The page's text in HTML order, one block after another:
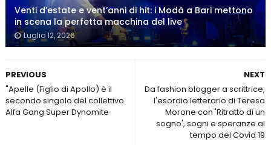
Venti d’estate e vent’anni di hit: i Modà a Bari mettono
in scena la perfetta macchina del live
Luglio 12, 2026
NEXT
Da fashion blogger a scrittrice,
l'esordio letterario di Teresa
Morone con 'Ritratto di un
sogno', sogni e speranze al
tempo del Covid 19
PREVIOUS
"Apelle (Figlio di Apollo) è il
secondo singolo del collettivo
Alfa Gang Super Dynomite